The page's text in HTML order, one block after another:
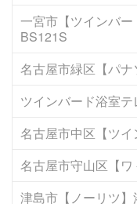
一宮市【ツインバ
BS121S
名古屋市緑区【パ
ツインバード浴室
名古屋市中区【ツ
名古屋市守山区【
津島市【ノーリツ